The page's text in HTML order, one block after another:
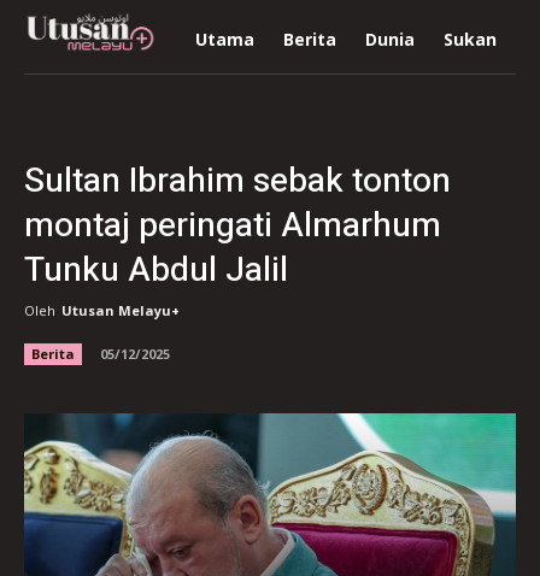
Utama Berita Dunia Sukan
Sultan Ibrahim sebak tonton
montaj peringati Almarhum
Tunku Abdul Jalil
Oleh Utusan Melayu+
Berita 05/12/2025